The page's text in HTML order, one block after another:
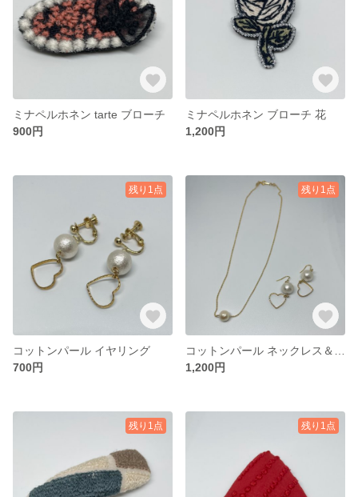
ミナペルホネン tarte ブローチ
900円
ミナペルホネン ブローチ 花
1,200円
残り1点
コットンパール イヤリング
700円
残り1点
1,200円
残り1点 残り1点